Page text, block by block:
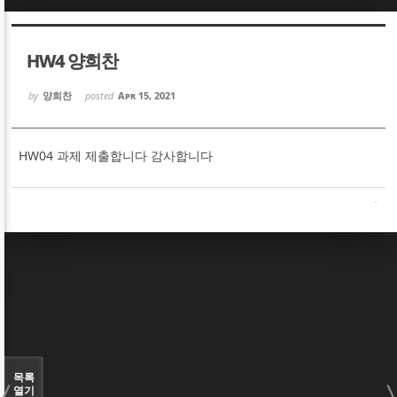
HW4 양희찬
by 양희찬 posted Apr 15, 2021
HW04 과제 제출합니다 감사합니다
목록
열기
Sketchbook5, 스케치북5
Sketchbook5, 스케치북5
Sketchbook5, 스케치북5
Sketchbook5, 스케치북5